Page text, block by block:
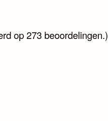
op 273 beoordelingen.)